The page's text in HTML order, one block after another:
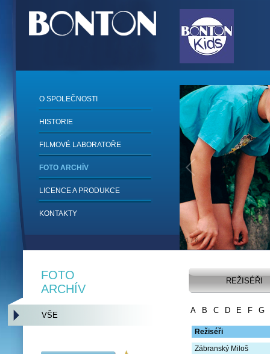
1/6
O SPOLEČNOSTI
HISTORIE
FILMOVÉ LABORATOŘE
FOTO ARCHÍV
LICENCE A PRODUKCE
KONTAKTY
REŽISÉŘI
A B C D E F G
Režiséři
Zábranský Miloš
FOTO
ARCHÍV
VŠE